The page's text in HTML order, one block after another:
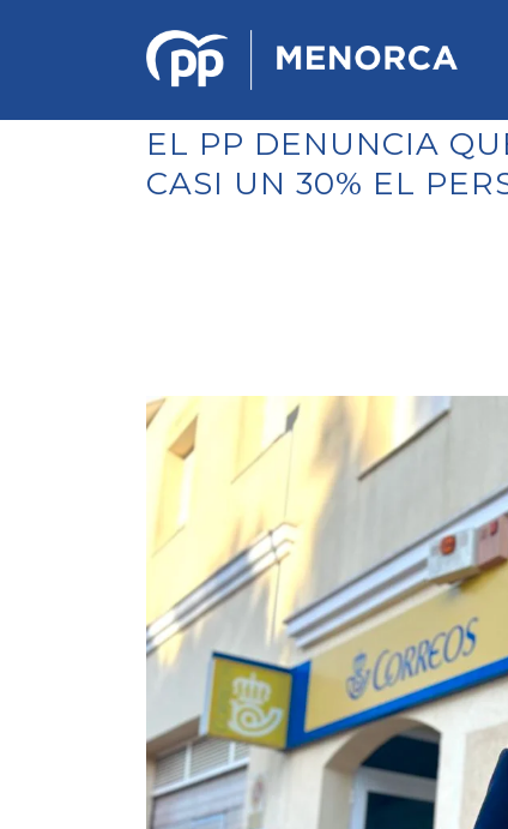
LA ELECCIÓN DÉ COMITÉS
EJECUTIVOS LOCALES
ACTUALIDAD
X CONGRESO NNGG MENORCA
EQUIPO DIRECTIVO NN.GG.
MENORCA
PONENCIA DE REGLAMENTO Y
EL PP DENUNCIA
CASI UN 30% EL